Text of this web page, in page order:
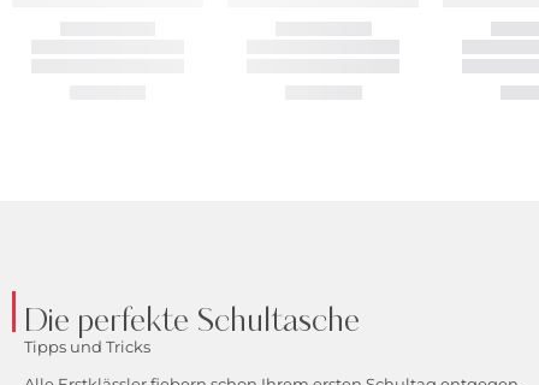
Die perfekte Schultasche
Tipps und Tricks